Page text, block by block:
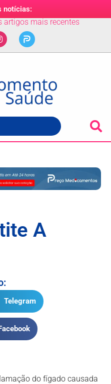
notícias:
artigos mais recentes
A
Telegram
do fígado causada